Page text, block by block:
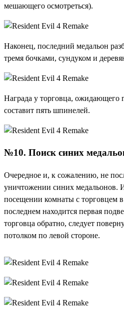
мешающего осмотреться).
Наконец, последний медальон
тремя бочками, сундуком и
Награда у торговца, ожидающего
составит пять шпинелей.
№10. Поиск синих
Очередное и, к сожалению, не
уничтожении синих медальонов.
посещении комнаты с торговцем
последнем находится первая
торговца обратно, следует
потолком по левой стороне.